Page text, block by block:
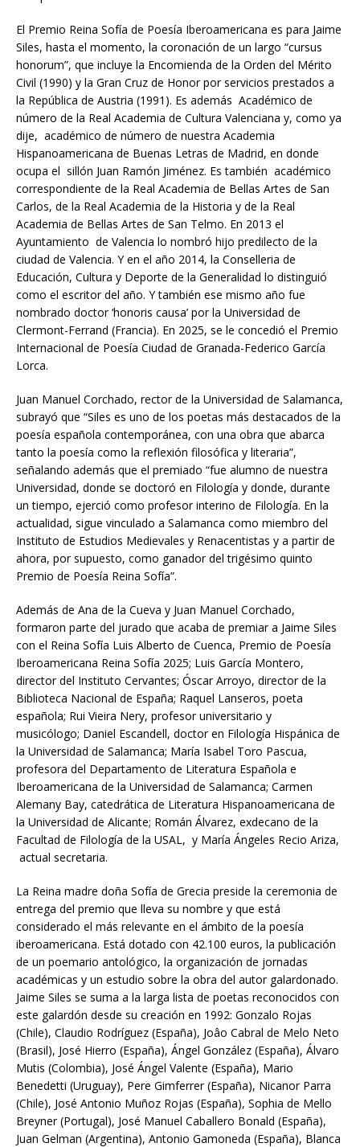
El Premio Reina Sofía de Poesía Iberoamericana es para Jaime
Siles, hasta el momento, la coronación de un largo “cursus
honorum”, que incluye la Encomienda de la Orden del Mérito
Civil (1990) y la Gran Cruz de Honor por servicios prestados a
la República de Austria (1991). Es además Académico de
número de la Real Academia de Cultura Valenciana y, como ya
dije, académico de número de nuestra Academia
Hispanoamericana de Buenas Letras de Madrid, en donde
ocupa el sillón Juan Ramón Jiménez. Es también académico
correspondiente de la Real Academia de Bellas Artes de San
Carlos, de la Real Academia de la Historia y de la Real
Academia de Bellas Artes de San Telmo. En 2013 el
Ayuntamiento de Valencia lo nombró hijo predilecto de la
ciudad de Valencia. Y en el año 2014, la Conselleria de
Educación, Cultura y Deporte de la Generalidad lo distinguió
como el escritor del año. Y también ese mismo año fue
nombrado doctor ‘honoris causa’ por la Universidad de
Clermont-Ferrand (Francia). En 2025, se le concedió el Premio
Internacional de Poesía Ciudad de Granada-Federico García
Lorca.
Juan Manuel Corchado, rector de la Universidad de Salamanca,
subrayó que “Siles es uno de los poetas más destacados de la
poesía española contemporánea, con una obra que abarca
tanto la poesía como la reflexión filosófica y literaria”,
señalando además que el premiado “fue alumno de nuestra
Universidad, donde se doctoró en Filología y donde, durante
un tiempo, ejerció como profesor interino de Filología. En la
actualidad, sigue vinculado a Salamanca como miembro del
Instituto de Estudios Medievales y Renacentistas y a partir de
ahora, por supuesto, como ganador del trigésimo quinto
Premio de Poesía Reina Sofía”.
Además de Ana de la Cueva y Juan Manuel Corchado,
formaron parte del jurado que acaba de premiar a Jaime Siles
con el Reina Sofía Luis Alberto de Cuenca, Premio de Poesía
Iberoamericana Reina Sofía 2025; Luis García Montero,
director del Instituto Cervantes; Óscar Arroyo, director de la
Biblioteca Nacional de España; Raquel Lanseros, poeta
española; Rui Vieira Nery, profesor universitario y
musicólogo; Daniel Escandell, doctor en Filología Hispánica de
la Universidad de Salamanca; María Isabel Toro Pascua,
profesora del Departamento de Literatura Española e
Iberoamericana de la Universidad de Salamanca; Carmen
Alemany Bay, catedrática de Literatura Hispanoamericana de
la Universidad de Alicante; Román Álvarez, exdecano de la
Facultad de Filología de la USAL, y María Ángeles Recio Ariza,
actual secretaria.
La Reina madre doña Sofía de Grecia preside la ceremonia de
entrega del premio que lleva su nombre y que está
considerado el más relevante en el ámbito de la poesía
iberoamericana. Está dotado con 42.100 euros, la publicación
de un poemario antológico, la organización de jornadas
académicas y un estudio sobre la obra del autor galardonado.
Jaime Siles se suma a la larga lista de poetas reconocidos con
este galardón desde su creación en 1992: Gonzalo Rojas
(Chile), Claudio Rodríguez (España), Joâo Cabral de Melo Neto
(Brasil), José Hierro (España), Ángel González (España), Álvaro
Mutis (Colombia), José Ángel Valente (España), Mario
Benedetti (Uruguay), Pere Gimferrer (España), Nicanor Parra
(Chile), José Antonio Muñoz Rojas (España), Sophia de Mello
Breyner (Portugal), José Manuel Caballero Bonald (España),
Juan Gelman (Argentina), Antonio Gamoneda (España), Blanca